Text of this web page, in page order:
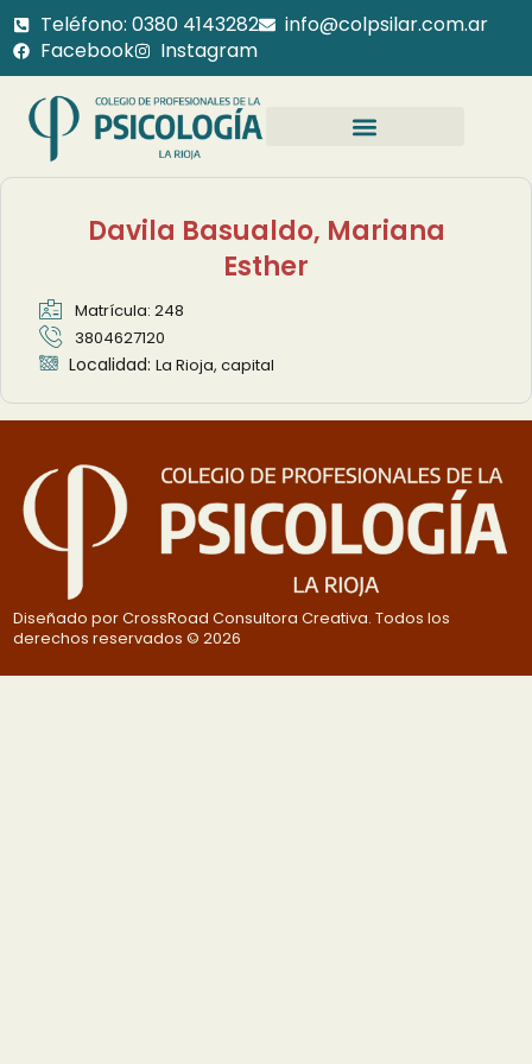
Teléfono: 0380 4143282
info@colpsilar.com.ar
Facebook
Instagram
Davila Basualdo, Mariana
Esther
Matrícula: 248
3804627120
Localidad:La Rioja, capital
Diseñado por CrossRoad Consultora Creativa. Todos los
derechos reservados © 2026